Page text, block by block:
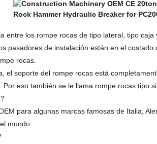
entre los rompe rocas de tipo lateral, tipo caja
pasadores de instalación están en el
rocas.
el soporte del rompe rocas está
Por eso también se le llama rompe rocas tipo
para algunas marcas famosas de Italia,
mundo.